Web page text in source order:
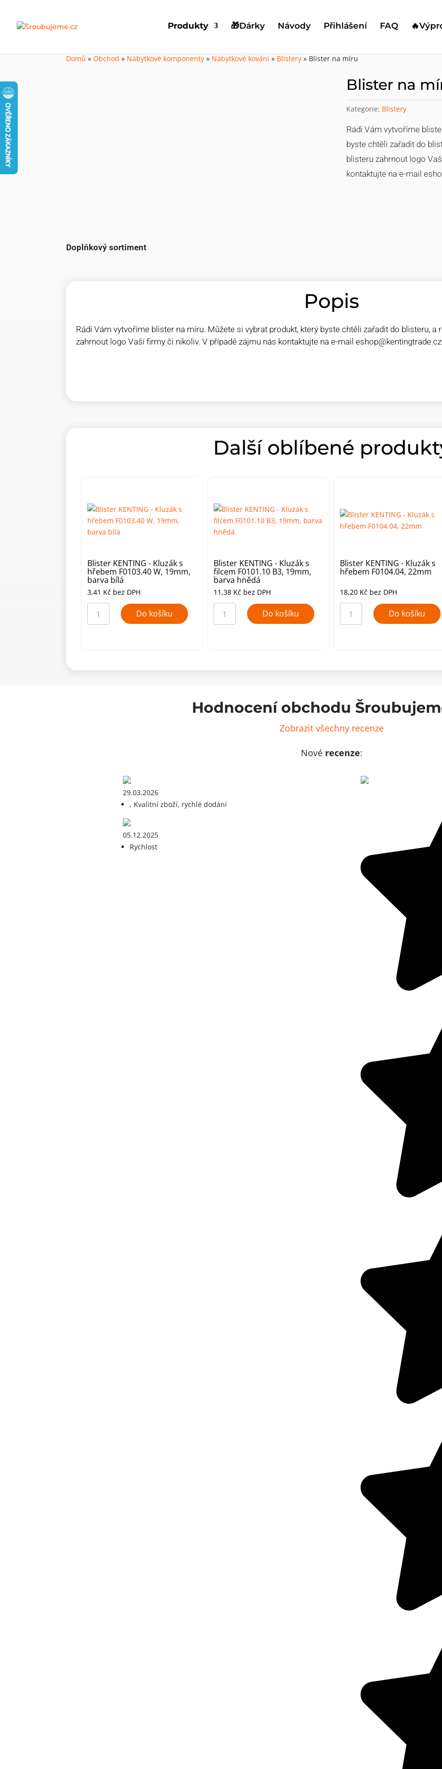
Produkty 🎁Dárky Návody Přihlášení FAQ
Domů »Obchod » Nábytkové komponenty » Nábytkové kování » Blistery » Blister na míru
Blister na
Kategorie: Blistery
Rádi Vám vytvoříme
byste chtěli zařadit do
blisteru zahrnout logo
kontaktujte na e-mail
Doplňkový sortiment
Popis
Rádi Vám vytvoříme blister na míru. Můžete si vybrat produkt, který byste chtěli zařadit do blisteru, a
zahrnout logo Vaší firmy či nikoliv. V případě zájmu nás kontaktujte na e-mail
Další oblíbené
Blister KENTING - Kluzák s
hřebem F0103.40 W, 19mm,
barva bílá
3,41 Kč bez DPH
Blister
KENTING
Kluzák
Do košíku
Blister KENTING - Kluzák s
filcem F0101.10 B3, 19mm,
barva hnědá
11,38 Kč bez DPH
Blister
KENTING
Kluzák
Do košíku
Blister KENTING - Kluzák s
hřebem F0104.04, 22mm
18,20 Kč bez DPH
Blister
KENTING
Kluzák
Do košíku
Hodnocení obchodu
Zobrazit všechny recenze
Nové recenze:
29.03.2026
, Kvalitní zboží, rychlé dodání
05.12.2025
Rychlost